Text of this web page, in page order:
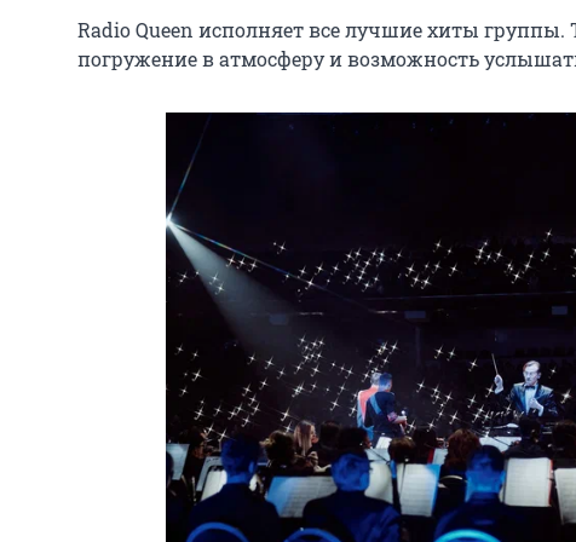
Radio Queen исполняет все лучшие хиты
погружение в атмосферу и возможность